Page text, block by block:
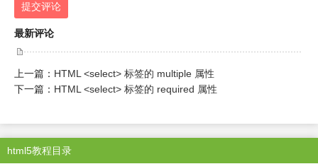
提交评论
最新评论
上一篇： HTML <select> 标签的 multiple 属性
下一篇： HTML <select> 标签的 required 属性
html5教程目录